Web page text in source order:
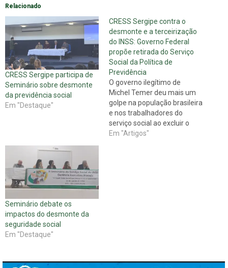
Relacionado
CRESS Sergipe participa de
Seminário sobre desmonte
da previdência social
Em "Destaque"
CRESS Sergipe contra o
desmonte e a terceirização
do INSS: Governo Federal
propõe retirada do Serviço
Social da Política de
Previdência
O governo ilegítimo de
Michel Temer deu mais um
golpe na população brasileira
e nos trabalhadores do
serviço social ao excluir o
Serviço Social da estrutura
Em "Artigos"
Seminário debate os
impactos do desmonte da
seguridade social
Em "Destaque"